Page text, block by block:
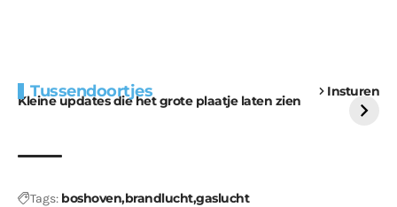
Tussendoortjes Insturen
Kleine updates die het grote plaatje laten zien
voor kabouters
uitdaging
Tags: boshovenbrandluchtgaslucht